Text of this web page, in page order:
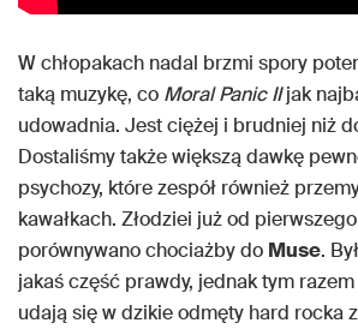
W chłopakach nadal brzmi spory
taką muzykę, co Moral Panic IIjak
udowadnia. Jest ciężej i brudniej niż
Dostaliśmy także większą dawkę
psychozy, które zespół również
kawałkach. Złodziei już od
porównywano chociażby do Muse.
jakaś część prawdy, jednak tym razem
udają się w dzikie odmęty hard rocka